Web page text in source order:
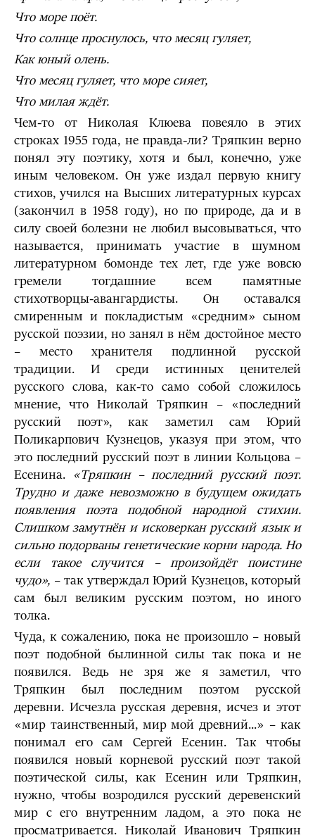
Что море поёт.
Что солнце проснулось, что месяц гуляет,
Как юный олень.
Что месяц гуляет, что море сияет,
Что милая ждёт.
Чем-то от Николая Клюева повеяло в этих
строках 1955 года, не правда-ли? Тряпкин верно
понял эту поэтику, хотя и был, конечно, уже
иным человеком. Он уже издал первую книгу
стихов, учился на Высших литературных курсах
(закончил в 1958 году), но по природе, да и в
силу своей болезни не любил высовываться, что
называется, принимать участие в шумном
литературном бомонде тех лет, где уже вовсю
гремели тогдашние всем памятные
стихотворцы-авангардисты. Он оставался
смиренным и покладистым «средним» сыном
русской поэзии, но занял в нём достойное место
– место хранителя подлинной русской
традиции. И среди истинных ценителей
русского слова, как-то само собой сложилось
мнение, что Николай Тряпкин – «последний
русский поэт», как заметил сам Юрий
Поликарпович Кузнецов, указуя при этом, что
это последний русский поэт в линии Кольцова –
Есенина.
«Тряпкин – последний русский поэт.
Трудно и даже невозможно в будущем ожидать
появления поэта подобной народной стихии.
Слишком замутнён и исковеркан русский язык и
сильно подорваны генетические корни народа. Но
если такое случится – произойдёт поистине
чудо», –так утверждал Юрий Кузнецов, который
сам был великим русским поэтом, но иного
толка.
Чуда, к сожалению, пока не произошло – новый
поэт подобной былинной силы так пока и не
появился. Ведь не зря же я заметил, что
Тряпкин был последним поэтом русской
деревни. Исчезла русская деревня, исчез и этот
«мир таинственный, мир мой древний...» – как
понимал его сам Сергей Есенин. Так чтобы
появился новый корневой русский поэт такой
поэтической силы, как Есенин или Тряпкин,
нужно, чтобы возродился русский деревенский
мир с его внутренним ладом, а это пока не
просматривается. Николай Иванович Тряпкин